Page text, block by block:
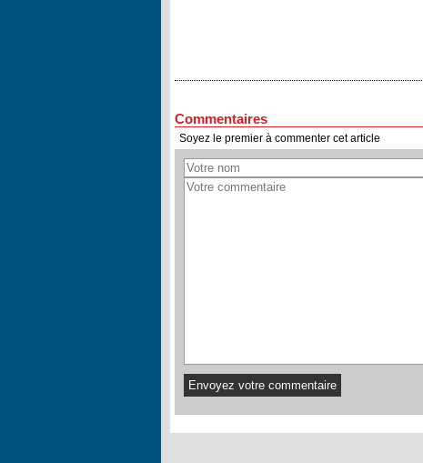
Commentaires
Soyez le premier à commenter cet article